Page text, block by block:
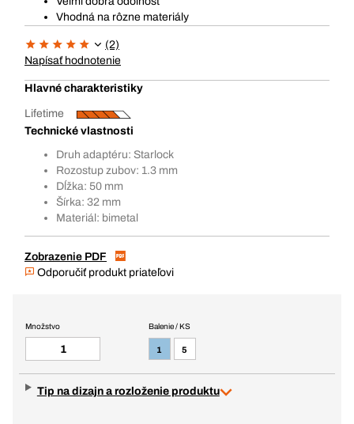
Vhodná na rôzne materiály
(2)
Napísať hodnotenie
Hlavné charakteristiky
Lifetime
Technické vlastnosti
Druh adaptéru: Starlock
Rozostup zubov: 1.3 mm
Dĺžka: 50 mm
Šírka: 32 mm
Materiál: bimetal
Zobrazenie PDF
Odporučiť produkt priateľovi
Balenie / KS
1 5
Množstvo
Tip na dizajn a rozloženie produktu